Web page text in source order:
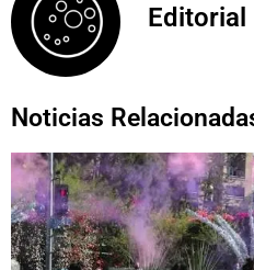
Editorial
Noticias